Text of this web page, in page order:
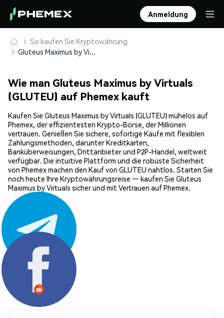
Anmeldung
So kaufen Sie Kryptowährung
Gluteus Maximus by Virtuals (GLUTEU) sicher kaufen und speichern
Wie man Gluteus Maximus by Virtuals
(GLUTEU) auf Phemex kauft
Kaufen Sie Gluteus Maximus by Virtuals (GLUTEU) mühelos auf
Phemex, der effizientesten Krypto-Börse, der Millionen
vertrauen. Genießen Sie sichere, sofortige Käufe mit flexiblen
Zahlungsmethoden, darunter Kreditkarten,
Banküberweisungen, Drittanbieter und P2P-Handel, weltweit
verfügbar. Die intuitive Plattform und die robuste Sicherheit
von Phemex machen den Kauf von GLUTEU nahtlos. Starten Sie
noch heute Ihre Kryptowährungsreise — kaufen Sie Gluteus
Maximus by Virtuals sicher und mit Vertrauen auf Phemex.
Teilen: